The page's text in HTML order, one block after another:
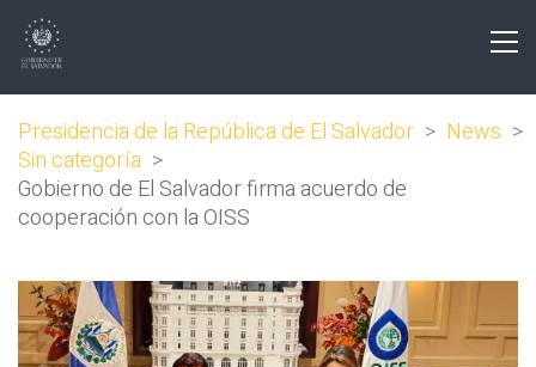
Presidencia de la República de El Salvador > News >
Sin categoría >
Gobierno de El Salvador firma acuerdo de
cooperación con la OISS